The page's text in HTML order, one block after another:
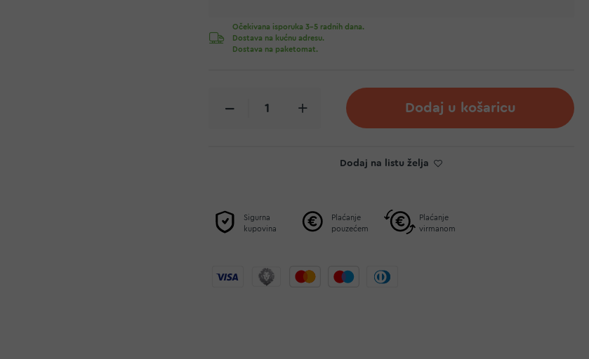
Očekivana isporuka 3-5 radnih dana.
Dostava na kućnu adresu.
Dostava na paketomat.
Dodaj u košaricu
Dodaj na listu želja
Sigurna
kupovina
Plaćanje
pouzećem
Plaćanje
virmanom